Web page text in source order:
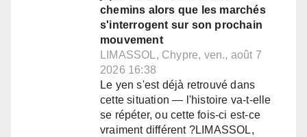
chemins alors que les marchés
s'interrogent sur son prochain
mouvement
LIMASSOL, Chypre, ven., août 7
2026 16:38
Le yen s'est déjà retrouvé dans
cette situation — l'histoire va-t-elle
se répéter, ou cette fois-ci est-ce
vraiment différent ?LIMASSOL,